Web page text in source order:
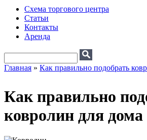
Схема торгового центра
Статьи
Контакты
Аренда
Форма поиска
Поиск
Главная » Как правильно подобрать
Как правильно
ковролин для дома